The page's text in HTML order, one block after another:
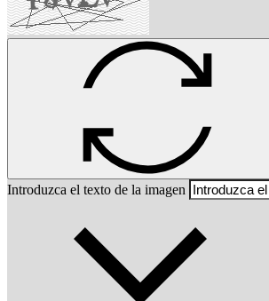
Introduzca el texto de la imagen